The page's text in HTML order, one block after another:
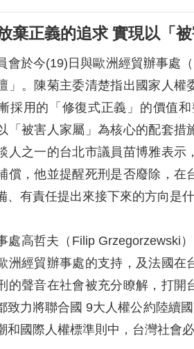
棄正義的追求 實現以「
會於今(19)日與歐洲經貿辦事處
」。陳菊主委清楚指出國家人
採用的「修復式正義」的價值
「被害人家屬」為核心的配套
人之一的台北市議員苗博雅表
償，他並提醒死刑是否廢除，
、有責任提出來接下來的方向是
處高哲夫（Filip Grzegorzewski
洲經貿辦事處的支持，及法國
的聲音在社會被充分瞭解，打
致力將聯合國 9大人權公約陸續
和國際人權標準則中，台灣社會必